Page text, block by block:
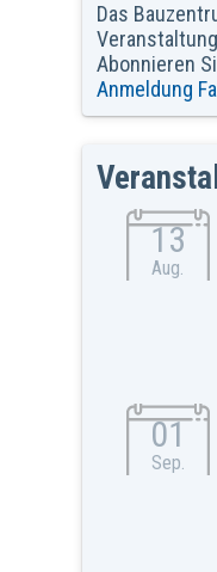
Das
Abonnieren
Anmeldung
13
Aug.
01
Sep.